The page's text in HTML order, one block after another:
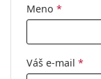
Meno *
Váš e-mail *